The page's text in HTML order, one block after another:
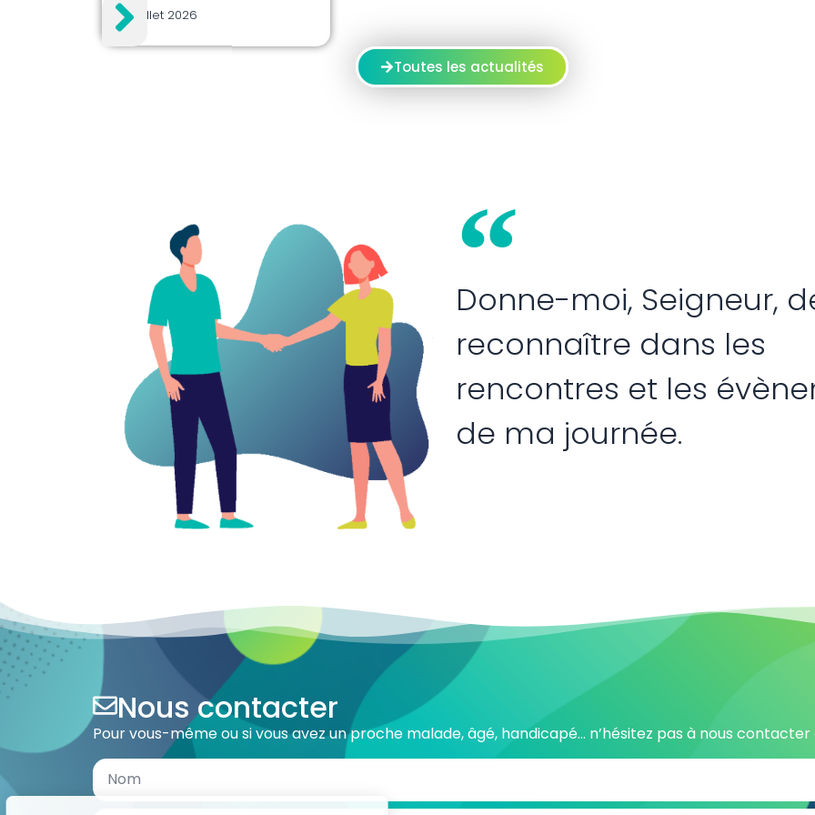
30 juillet 2026
Toutes les actualités
Donne-moi, Seigneur,
reconnaître dans les
rencontres et les
de ma journée.
Nous contacter
Pour vous-même ou si vous avez un proche malade, âgé, handicapé… n’hésitez pas à nous contacter